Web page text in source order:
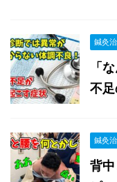
鍼灸
「
不
鍼灸
背